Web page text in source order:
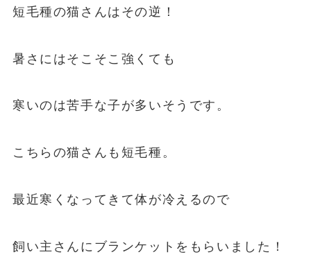
短毛種の猫さんはその逆！
暑さにはそこそこ強くても
寒いのは苦手な子が多いそうです。
こちらの猫さんも短毛種。
最近寒くなってきて体が冷えるので
飼い主さんにブランケットをもらいました！